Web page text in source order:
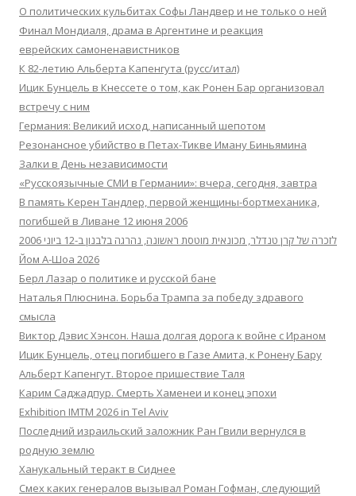
О политических кульбитах Софы Ландвер и не только о ней
Финал Мондиаля, драма в Аргентине и реакция
еврейских самоненавистников
К 82-летию Альберта Капенгута (русс/итал)
Ицик Бунцель в Кнессете о том, как Ронен Бар организовал
встречу с ним
Германия: Великий исход, написанный шепотом
Резонансное убийство в Петах-Тикве Иману Биньямина
Залки в День независимости
«Русскоязычные СМИ в Германии»: вчера, сегодня, завтра
В память Керен Тандлер, первой женщины-бортмеханика,
погибшей в Ливане 12 июня 2006
לזכרה של קרן טנדלר, מכונאית מוטסת ראשונה, נהרגה בלבנון ב-12 ביוני 2006
Йом А-Шоа 2026
Берл Лазар о политике и русской бане
Наталья Плюснина. Борьба Трампа за победу здравого
смысла
Виктор Дэвис Хэнсон. Наша долгая дорога к войне с Ираном
Ицик Бунцель, отец погибшего в Газе Амита, к Ронену Бару
Альберт Капенгут. Второе пришествие Таля
Карим Саджадпур. Смерть Хаменеи и конец эпохи
Exhibition IMTM 2026 in Tel Aviv
Последний израильский заложник Ран Гвили вернулся в
родную землю
Ханукальный теракт в Сиднее
Смех каких генералов вызывал Роман Гофман, следующий